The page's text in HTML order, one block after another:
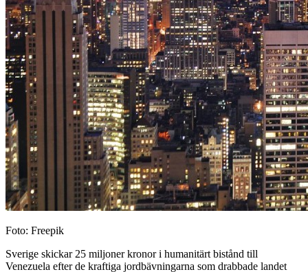
Foto: Freepik
Sverige skickar 25 miljoner kronor i humanitärt bistånd till
Venezuela efter de kraftiga jordbävningarna som drabbade landet